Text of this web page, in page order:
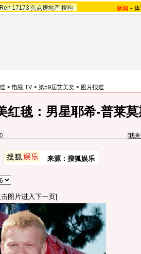
17173 焦点房地产 搜狗 新闻 -
> 电视 TV > 第59届艾美奖 > 图片报道
红毯：男星耶希-普莱
[我
来源：搜狐娱乐
击图片进入下一页]